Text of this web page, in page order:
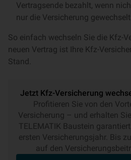
Vertragsende bezahlt, wenn
nur die Versicherung
So einfach wechseln Sie die Kfz-
neuen Vertrag ist Ihre Kfz-
Stand.
Jetzt Kfz-Versicherung
Profitieren Sie von den
Versicherung – und erhalten
TELEMATIK Baustein
ersten Versicherungsjahr. Bis
auf den